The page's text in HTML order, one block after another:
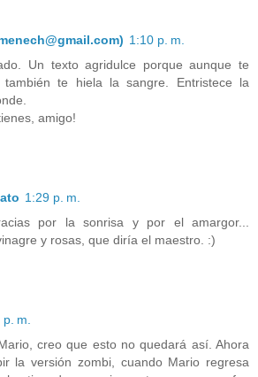
1:10 p. m.
Un texto agridulce porque aunque te
también te hiela la sangre. Entristece la
amigo!
1:29 p. m.
por la sonrisa y por el amargor...
y rosas, que diría el maestro. :)
m.
creo que esto no quedará así. Ahora
la versión zombi, cuando Mario regresa